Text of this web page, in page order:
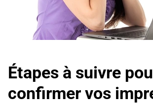
Étapes à suivre
confirmer vos